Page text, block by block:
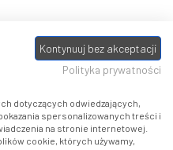
dostępnej na stronie
premiowej. Dowiedz się jak
. Prezentowana wartość
procesie rejestracji w Panelu
mailową informacji handlowo-
W przypadku braku zgody
zł.
dotyczą zakupów w sklepach
w placówkach tworzących
Kontynuuj bez akceptacji
Polityka prywatności
dotyczących odwiedzających,
spersonalizowanych treści i
na stronie internetowej.
cookie, których używamy,